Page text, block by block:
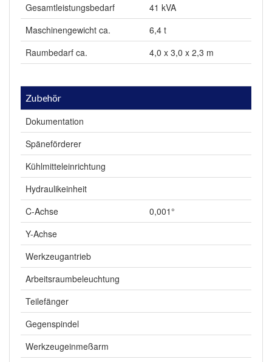
Gesamtleistungsbedarf
41 kVA
Maschinengewicht ca.
6,4 t
Raumbedarf ca.
4,0 x 3,0 x 2,3 m
Zubehör
Dokumentation
Späneförderer
Kühlmitteleinrichtung
Hydraulikeinheit
C-Achse
0,001°
Y-Achse
Werkzeugantrieb
Arbeitsraumbeleuchtung
Teilefänger
Gegenspindel
Werkzeugeinmeßarm